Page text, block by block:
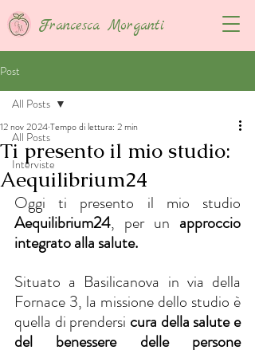
Francesca Morganti
Post
All Posts
Interviste
All Posts
Ti presento il mio studio:
Aequilibrium24
12 nov 2024Tempo di lettura: 2 min
Aequilibrium24, per un approccio
integrato alla salute.
Situato a Basilicanova in via della
Fornace 3, la missione dello studio è
quella di prendersi cura della salute e
del benessere delle persone